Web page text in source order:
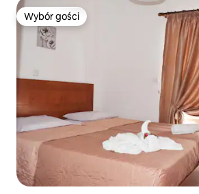
Wybór gości
Wybór gości